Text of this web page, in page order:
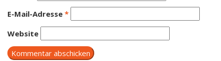
E-Mail-Adresse *
Website